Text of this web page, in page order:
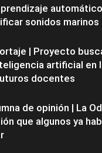
sonidos marinos
| Proyecto
artificial en
docentes
de opinión | La
que algunos ya